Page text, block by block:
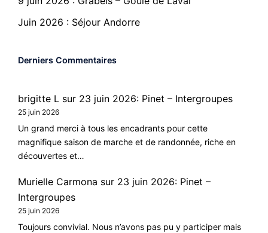
Juin 2026 : Séjour Andorre
Derniers Commentaires
brigitte L sur 23 juin 2026: Pinet – Intergroupes
25 juin 2026
Un grand merci à tous les encadrants pour cette
magnifique saison de marche et de randonnée, riche en
découvertes et…
Murielle Carmona sur 23 juin 2026: Pinet –
Intergroupes
25 juin 2026
Toujours convivial. Nous n’avons pas pu y participer mais